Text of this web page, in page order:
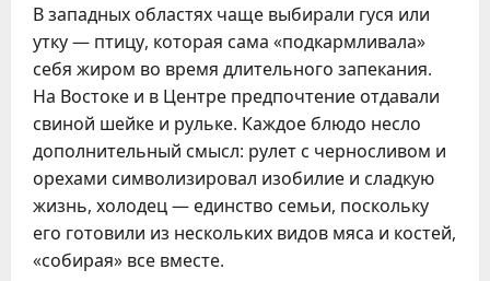
В западных областях чаще выбирали гуся или
утку — птицу, которая сама «подкармливала»
себя жиром во время длительного запекания.
На Востоке и в Центре предпочтение отдавали
свиной шейке и рульке. Каждое блюдо несло
дополнительный смысл: рулет с черносливом и
орехами символизировал изобилие и сладкую
жизнь, холодец — единство семьи, поскольку
его готовили из нескольких видов мяса и костей,
«собирая» все вместе.